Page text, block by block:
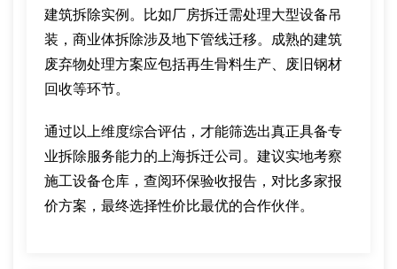
建筑拆除实例。比如厂房拆迁需处理大型设备吊
装，商业体拆除涉及地下管线迁移。成熟的建筑
废弃物处理方案应包括再生骨料生产、废旧钢材
回收等环节。
通过以上维度综合评估，才能筛选出真正具备专
业拆除服务能力的上海拆迁公司。建议实地考察
施工设备仓库，查阅环保验收报告，对比多家报
价方案，最终选择性价比最优的合作伙伴。